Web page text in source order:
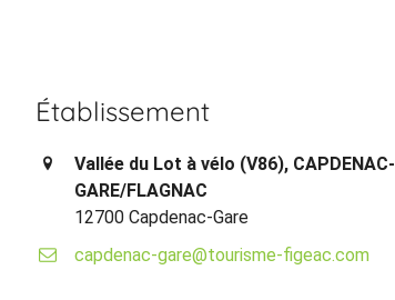
Établissement
Vallée du Lot à vélo (V86), CAPDENAC-
GARE/FLAGNAC
12700 Capdenac-Gare
capdenac-gare@tourisme-figeac.com